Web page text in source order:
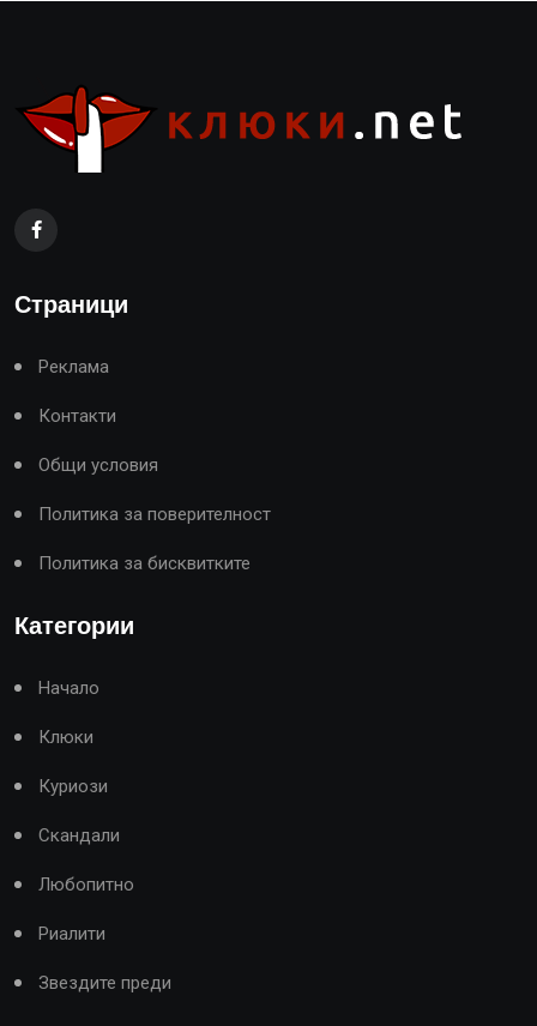
Страници
Реклама
Контакти
Общи условия
Политика за поверителност
Политика за бисквитките
Категории
Начало
Клюки
Куриози
Скандали
Любопитно
Риалити
Звездите преди